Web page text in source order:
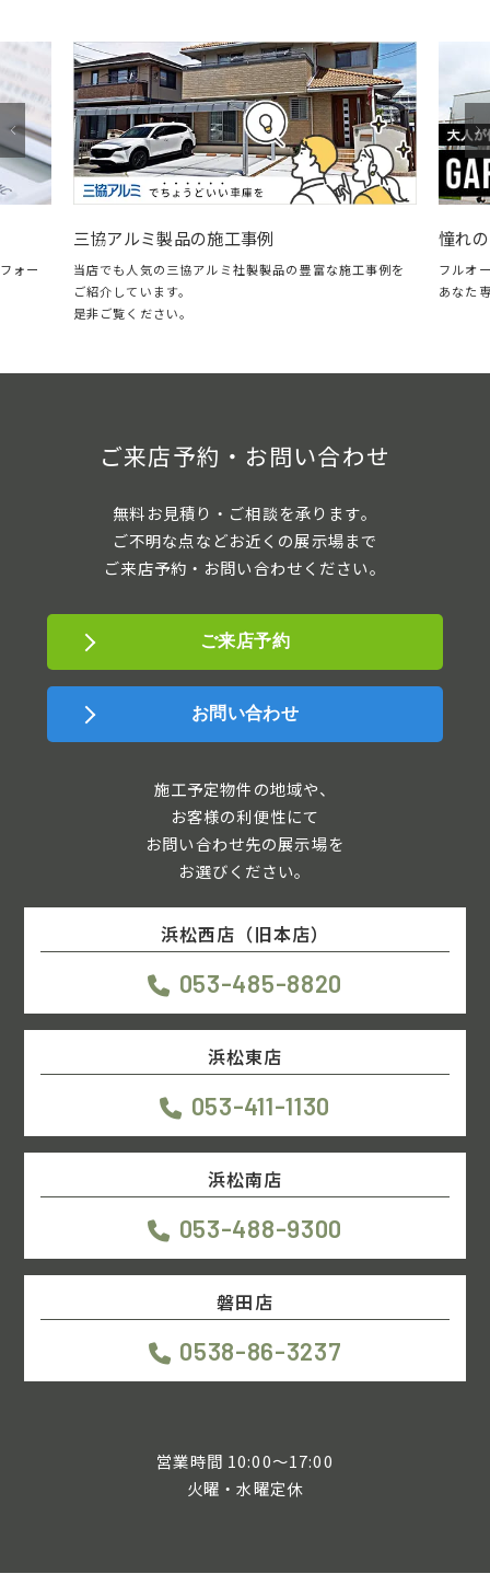
ルミ製品の施工事例
も人気の三協アルミ社製製品の豊富な施工事例を
しています。
覧ください。
憧れのガレージ・
フルオープン＆クローズ
あなた専用のガレージリ
ご来店予約・お問い合わせ
無料お見積り・ご相談を承ります。
ご不明な点などお近くの展示場まで
ご来店予約・お問い合わせください。
ご来店予約
お問い合わせ
施工予定物件の地域や、
お客様の利便性にて
お問い合わせ先の展示場を
お選びください。
浜松西店（旧本店）
053-485-8820
浜松東店
053-411-1130
浜松南店
053-488-9300
磐田店
0538-86-3237
営業時間 10:00～17:00
火曜・水曜定休